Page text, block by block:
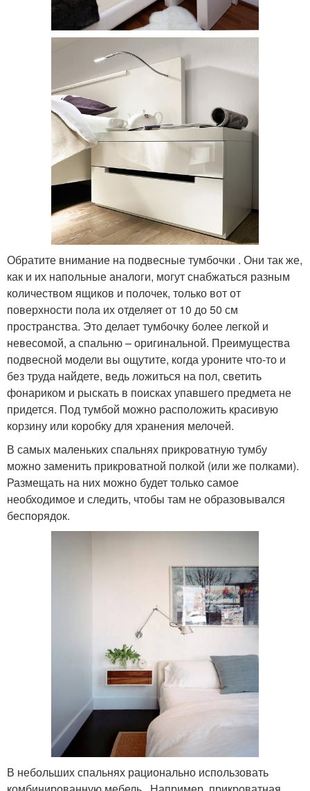
Обратите внимание на подвесные тумбочки . Они так же,
как и их напольные аналоги, могут снабжаться разным
количеством ящиков и полочек, только вот от
поверхности пола их отделяет от 10 до 50 см
пространства. Это делает тумбочку более легкой и
невесомой, а спальню – оригинальной. Преимущества
подвесной модели вы ощутите, когда уроните что-то и
без труда найдете, ведь ложиться на пол, светить
фонариком и рыскать в поисках упавшего предмета не
придется. Под тумбой можно расположить красивую
корзину или коробку для хранения мелочей.
В самых маленьких спальнях прикроватную тумбу
можно заменить прикроватной полкой (или же полками).
Размещать на них можно будет только самое
необходимое и следить, чтобы там не образовывался
беспорядок.
В небольших спальнях рационально использовать